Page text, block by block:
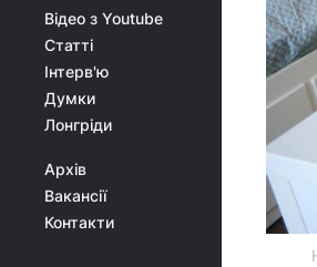
Відео з Youtube
Статті
Інтерв'ю
Думки
Лонгріди
Архів
Вакансії
Контакти